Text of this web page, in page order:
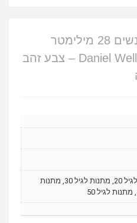
שעון יד לנשים 28 מילימטר
Daniel Wellington DW00100228 – צבע זהב
מתנות לגיל 20, מתנות לגיל 30, מתנות